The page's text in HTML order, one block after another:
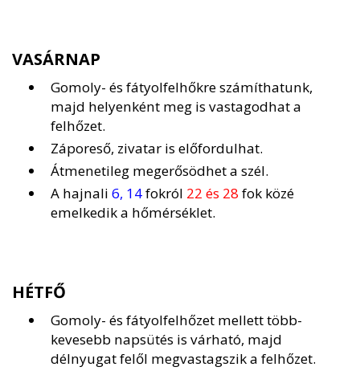
VASÁRNAP
Gomoly- és fátyolfelhőkre számíthatunk,
majd helyenként meg is vastagodhat a
felhőzet.
Záporeső, zivatar is előfordulhat.
Átmenetileg megerősödhet a szél.
A hajnali 6, 14fokról 22 és 28 fok közé
emelkedik a hőmérséklet.
HÉTFŐ
Gomoly- és fátyolfelhőzet mellett több-
kevesebb napsütés is várható, majd
délnyugat felől megvastagszik a felhőzet.